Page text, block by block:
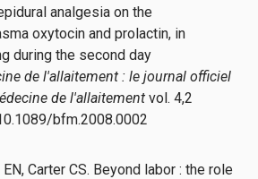
analgesia on the
oxytocin and prolactin, in
during the second day
de l'allaitement : le journal officiel
de l'allaitement vol. 4,2
bfm.2008.0002
Carter CS. Beyond labor : the role